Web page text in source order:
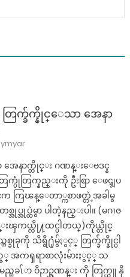
ြက္ခ်က္နိုင္ေသာ အေနာ
ေနာက္တိုင္း ဂဏန္းေဗဒင္န
ပုံတြက္နည္းကို ဦးစြာ ေဖၚျပ
ကြၽန္ေတာ္ကစာဖတ္တဲ့အခါမွ
ပ္အုပ္ထဲမွာ ပါတဲ့နည္းပါ။ (မဂၢဇ
ၾကယ္လို႔ထင္ပါတယ္)ကိုယ္တိုင္
တစ္ခုခုကို သိရွိ႐ုံမွ်ႏွင့္ တြက္ခ်က္နိုင္ပါ
အကၡရာစာလုံးမ်ားႏွင့္ သ
ည္သခၤ်ာ ဝိဉာဥ္ဂဏန္း ကို တြက္ယူ နို